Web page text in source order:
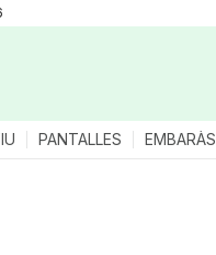
PANTALLES EMBARÀS